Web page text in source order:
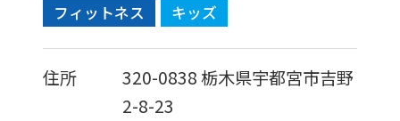
フィットネス キッズ
住所 320-0838栃木県宇都宮市吉野
2-8-23